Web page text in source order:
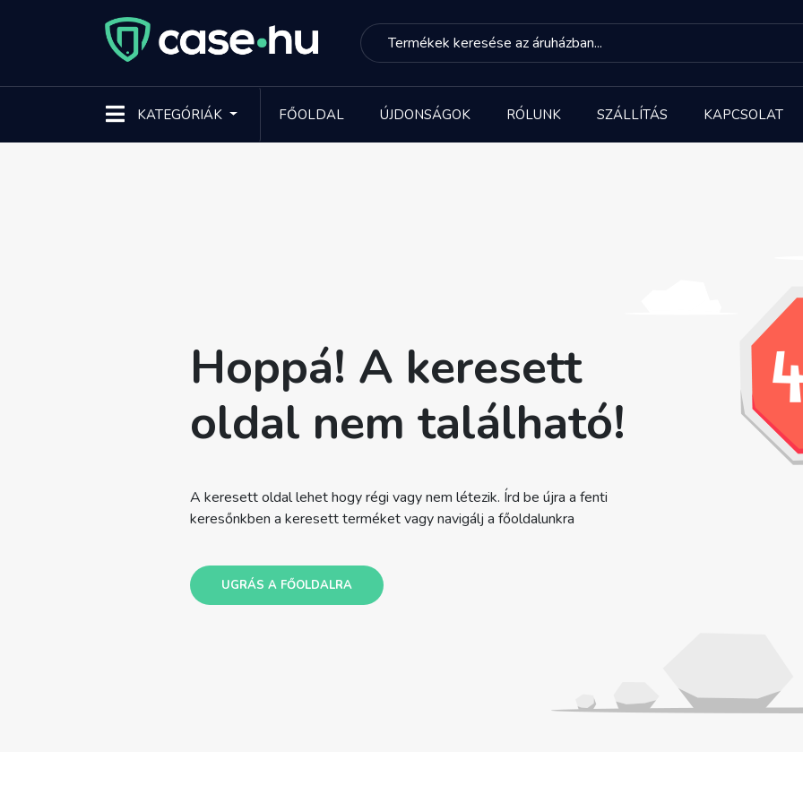
KATEGÓRIÁK FŐOLDAL ÚJDONSÁGOK RÓLUNK SZÁLLÍTÁS KAPCSOLAT
Hoppá! A keresett
oldal nem található!
A keresett oldal lehet hogy régi vagy nem létezik. Írd be újra a fenti
keresőnkben a keresett terméket vagy navigálj a főoldalunkra
UGRÁS A FŐOLDALRA